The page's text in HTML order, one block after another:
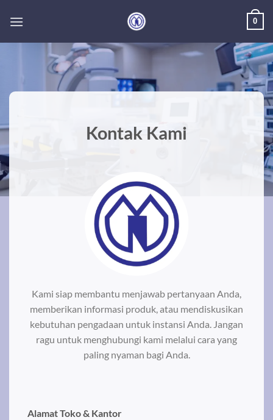
0
Kontak Kami
Kami siap membantu menjawab pertanyaan Anda,
memberikan informasi produk, atau mendiskusikan
kebutuhan pengadaan untuk instansi Anda. Jangan
ragu untuk menghubungi kami melalui cara yang
paling nyaman bagi Anda.
Alamat Toko & Kantor